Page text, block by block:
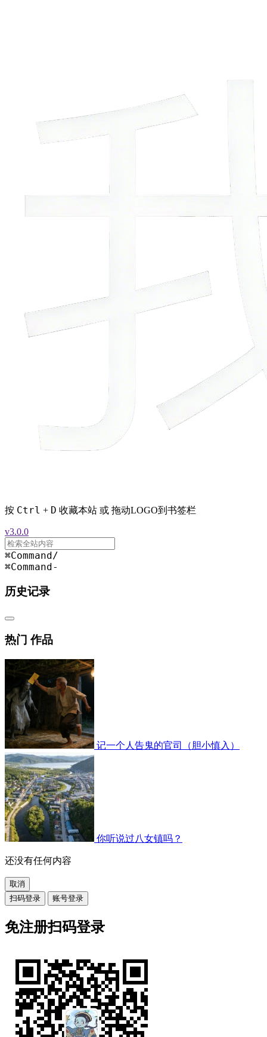
按 Ctrl + D 收藏本站 或 拖动LOGO到书签栏
v3.0.0
⌘Command/
⌘Command-
历史记录
热门 作品
记一个人告鬼的官司（胆小慎入）
你听说过八女镇吗？
还没有任何内容
取消
扫码登录
账号登录
免注册扫码登录